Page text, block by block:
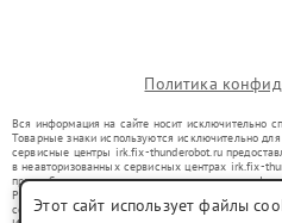
Политика
Вся информация на сайте носит исключительно
Товарные знаки используются исключительно
сервисные центры irk.fix-thunderobot.ru
в неавторизованных сервисных центрах irk.fix-
правообладателями товарных знаков или их
Ремонт осуществляется для устройств, уже
со статьей 1487 ГК РФ.
Этот сайт использует файлы